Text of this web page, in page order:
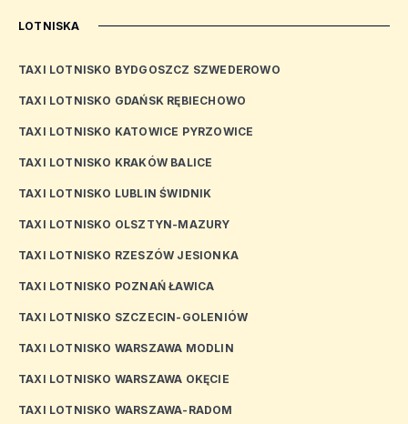
LOTNISKA
TAXI LOTNISKO BYDGOSZCZ SZWEDEROWO
TAXI LOTNISKO GDAŃSK RĘBIECHOWO
TAXI LOTNISKO KATOWICE PYRZOWICE
TAXI LOTNISKO KRAKÓW BALICE
TAXI LOTNISKO LUBLIN ŚWIDNIK
TAXI LOTNISKO OLSZTYN-MAZURY
TAXI LOTNISKO RZESZÓW JESIONKA
TAXI LOTNISKO POZNAŃ ŁAWICA
TAXI LOTNISKO SZCZECIN-GOLENIÓW
TAXI LOTNISKO WARSZAWA MODLIN
TAXI LOTNISKO WARSZAWA OKĘCIE
TAXI LOTNISKO WARSZAWA-RADOM